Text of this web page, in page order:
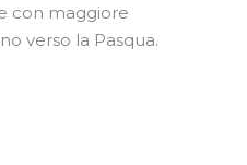
con maggiore
verso la Pasqua.